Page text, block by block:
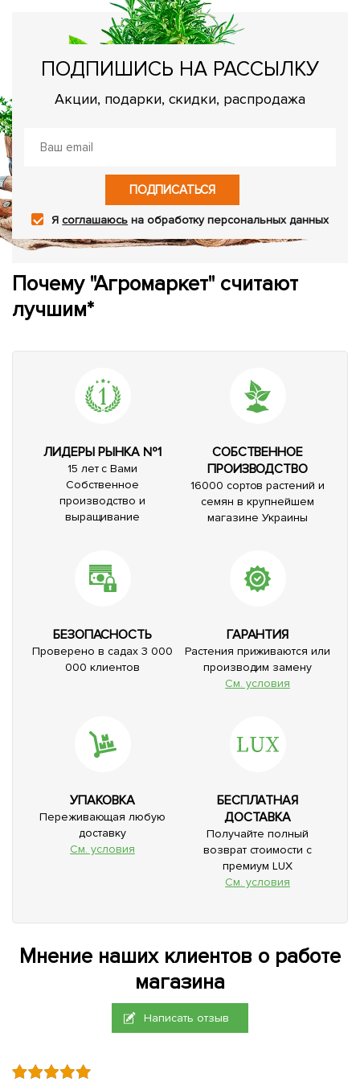
ПОДПИШИСЬ НА РАССЫЛКУ
Акции, подарки, скидки, распродажа
ПОДПИСАТЬСЯ
Ясоглашаюсь на обработку персональных данных
Почему "Агромаркет" считают
лучшим*
ЛИДЕРЫ РЫНКА №1
15 лет с Вами
Собственное
производство и
выращивание
СОБСТВЕННОЕ
ПРОИЗВОДСТВО
16000 сортов растений и
семян в крупнейшем
магазине Украины
БЕЗОПАСНОСТЬ
Проверено в садах 3 000
000 клиентов
ГАРАНТИЯ
Растения приживаются или
производим замену
См. условия
УПАКОВКА
Переживающая любую
доставку
См. условия
БЕСПЛАТНАЯ
ДОСТАВКА
Получайте полный
возврат стоимости с
премиум LUX
См. условия
Мнение наших клиентов о работе
магазина
Написать отзыв